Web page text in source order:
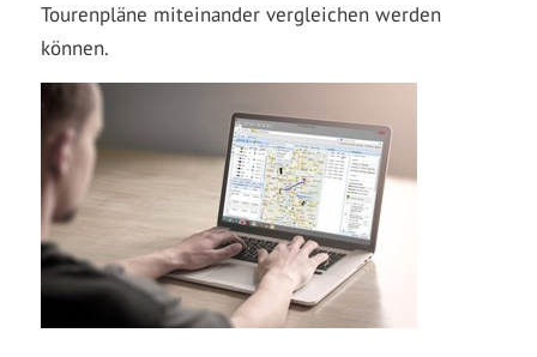
Tourenpläne miteinander vergleichen werden
können.